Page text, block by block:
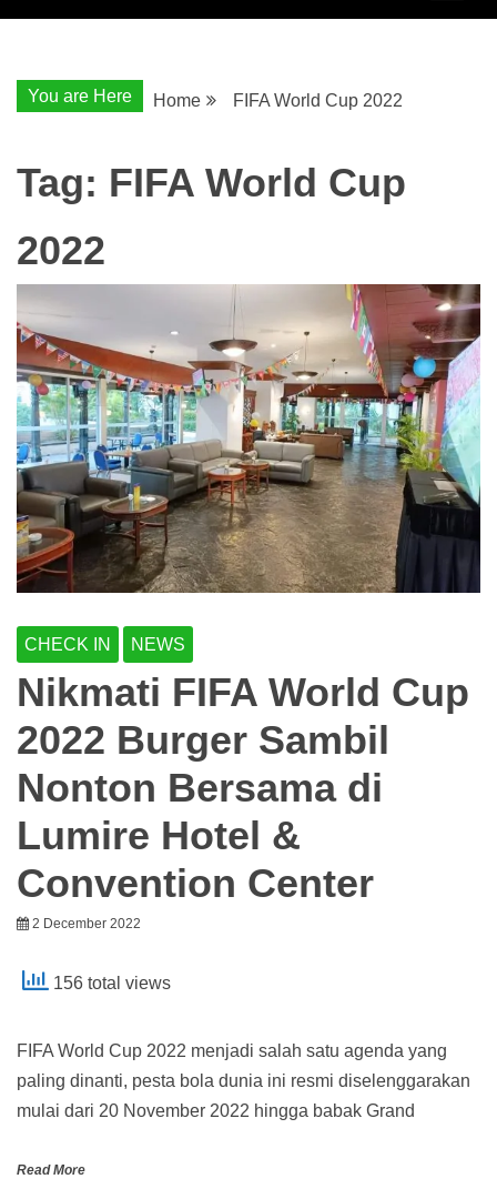
You are Here Home FIFA World Cup 2022
Tag: FIFA World Cup
2022
CHECK IN NEWS
Nikmati FIFA World Cup
2022 Burger Sambil
Nonton Bersama di
Lumire Hotel &
Convention Center
2 December 2022
156 total views
FIFA World Cup 2022 menjadi salah satu agenda yang
paling dinanti, pesta bola dunia ini resmi diselenggarakan
mulai dari 20 November 2022 hingga babak Grand
Read More